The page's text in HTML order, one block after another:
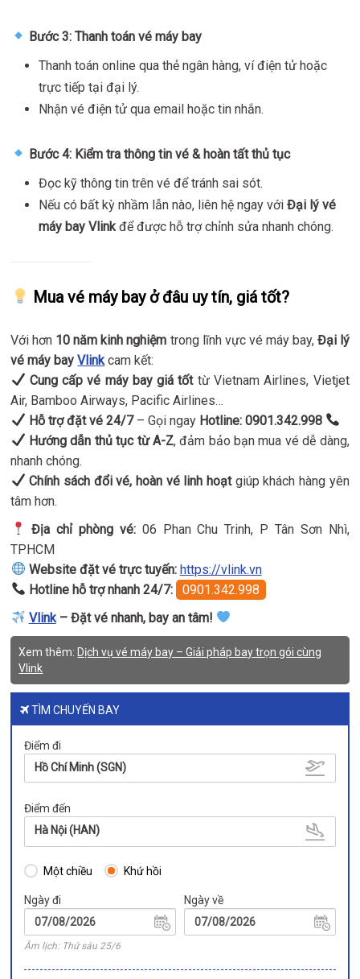
Bước 3: Thanh toán vé máy bay
Thanh toán online qua thẻ ngân hàng, ví điện tử hoặc
trực tiếp tại đại lý.
Nhận vé điện tử qua email hoặc tin nhắn.
Bước 4: Kiểm tra thông tin vé & hoàn tất thủ tục
Đọc kỹ thông tin trên vé để tránh sai sót.
Nếu có bất kỳ nhầm lẫn nào, liên hệ ngay vớiĐại lý vé
máy bay Vlink để được hỗ trợ chỉnh sửa nhanh chóng.
Mua vé máy bay ở đâu uy tín, giá tốt?
Với hơn 10 năm kinh nghiệm trong lĩnh vực vé máy bay, Đại lý
vé máy bayVlink cam kết:
Cung cấp vé máy bay giá tốttừ Vietnam Airlines, Vietjet
Air, Bamboo Airways, Pacific Airlines…
Hỗ trợ đặt vé 24/7– Gọi ngay Hotline: 0901.342.998
Hướng dẫn thủ tục từ A-Z, đảm bảo bạn mua vé dễ dàng,
nhanh chóng.
Chính sách đổi vé, hoàn vé linh hoạtgiúp khách hàng yên
tâm hơn.
Địa chỉ phòng vé:06 Phan Chu Trinh, P Tân Sơn Nhì,
TPHCM
Website đặt vé trực tuyến: https://vlink.vn
Hotline hỗ trợ nhanh 24/7:
0901.342.998
Vlink– Đặt vé nhanh, bay an tâm!
Xem thêm: Dịch vụ vé máy bay – Giải pháp bay trọn gói cùng
Vlink
TÌM CHUYẾN BAY
Điểm đi
Hồ Chí Minh (SGN)
Điểm đến
Hà Nội (HAN)
Một chiều Khứ hồi
Ngày đi
Âm lịch: Thứ sáu 25/6
Ngày về